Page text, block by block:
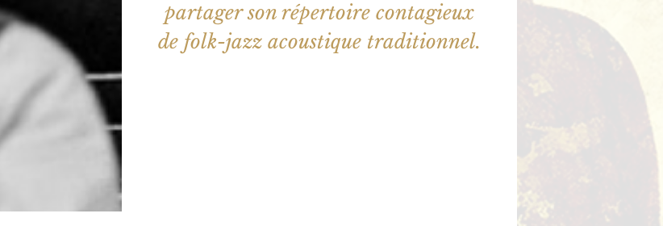
partager son répertoire contagieux
de folk-jazz acoustique traditionnel.